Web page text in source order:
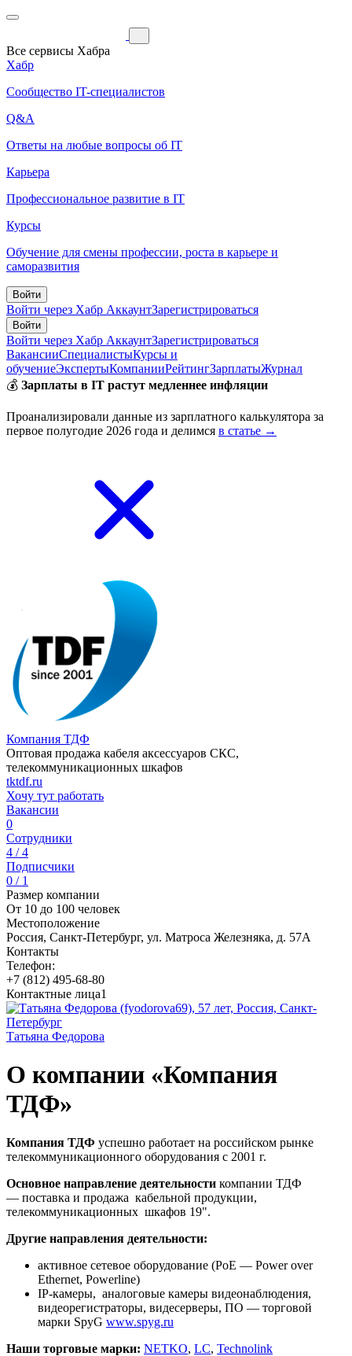
Все сервисы Хабра
Хабр
Сообщество IT-специалистов
Q&A
Ответы на любые вопросы об IT
Карьера
Профессиональное развитие в IT
Курсы
Обучение для смены профессии, роста в карьере и
саморазвития
Войти
Войти через Хабр АккаунтЗарегистрироваться
Войти
Войти через Хабр АккаунтЗарегистрироваться
ВакансииСпециалистыКурсы и
обучениеЭкспертыКомпанииРейтингЗарплатыЖурнал
💰 Зарплаты в IT растут медленнее инфляции
Проанализировали данные из зарплатного калькулятора за
первое полугодие 2026 года и делимся в статье →
Компания ТДФ
Оптовая продажа кабеля аксессуаров СКС,
телекоммуникационных шкафов
tktdf.ru
Хочу тут работать
Вакансии
0
Сотрудники
4 / 4
Подписчики
0 / 1
Размер компании
От 10 до 100 человек
Местоположение
Россия, Санкт-Петербург, ул. Матроса Железняка, д. 57А
Контакты
Телефон:
+7 (812) 495-68-80
Контактные лица1
Татьяна Федорова
О компании «Компания
ТДФ»
Компания ТДФ успешно работает на российском рынке
телекоммуникационного оборудования с 2001 г.
Основное направление деятельности компании ТДФ
— поставка и продажа кабельной продукции,
телекоммуникационных шкафов 19".
Другие направления деятельности:
активное сетевое оборудование (PoE — Power over
Ethernet, Powerline)
IP-камеры, аналоговые камеры видеонаблюдения,
видеорегистраторы, видесерверы, ПО — торговой
марки SpyG www.spyg.ru
Наши торговые марки: NETKO, LC, Technolink